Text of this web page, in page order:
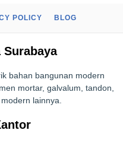
POLICY BLOG
Surabaya
bahan bangunan modern
mortar, galvalum, tandon,
lainnya.